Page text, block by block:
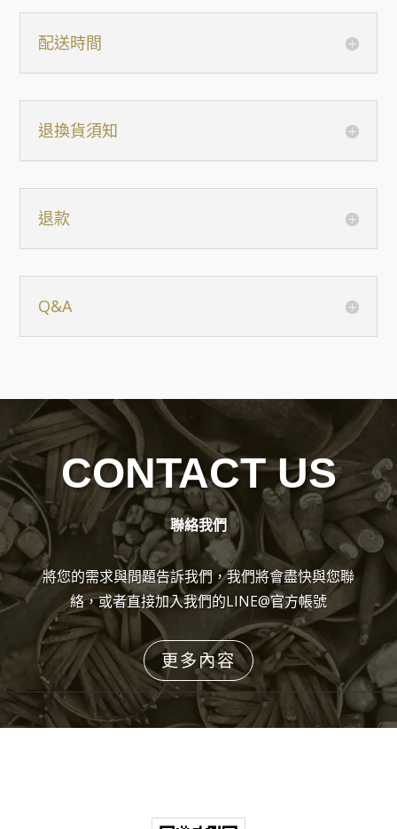
配送時間
退換貨須知
退款
Q&A
CONTACT US
聯絡我們
將您的需求與問題告訴我們，我們將會盡快與您聯
絡，或者直接加入我們的LINE@官方帳號
更多內容